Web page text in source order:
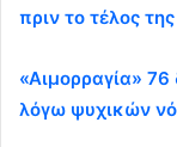
πριν το τέλος
«Αιμορραγία»
λόγω ψυχικών